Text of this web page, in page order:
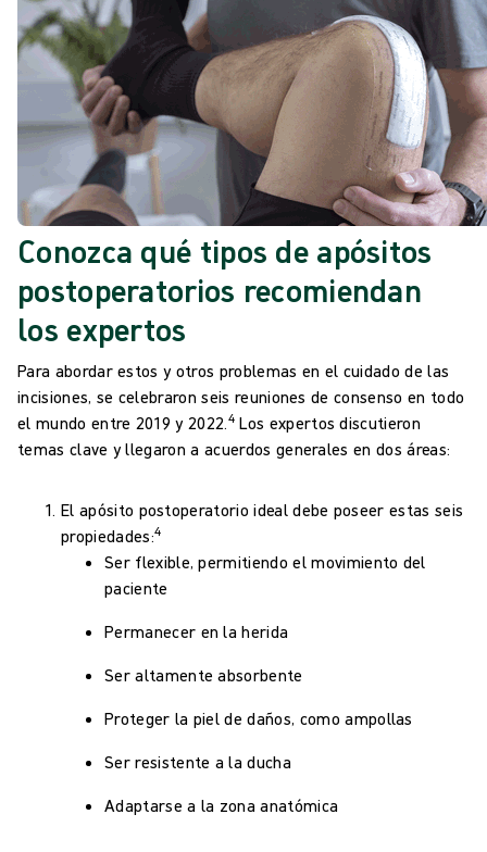
Conozca qué tipos de apósitos
postoperatorios recomiendan
los expertos
Para abordar estos y otros problemas en el cuidado de las
incisiones, se celebraron seis reuniones de consenso en todo
el mundo entre 2019 y 2022.4 Los expertos discutieron
temas clave y llegaron a acuerdos generales en dos áreas:
El apósito postoperatorio ideal debe poseer estas seis
propiedades:4
Ser flexible, permitiendo el movimiento del
paciente
Permanecer en la herida
Ser altamente absorbente
Proteger la piel de daños, como ampollas
Ser resistente a la ducha
Adaptarse a la zona anatómica